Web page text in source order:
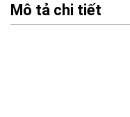
Mô tả chi tiết